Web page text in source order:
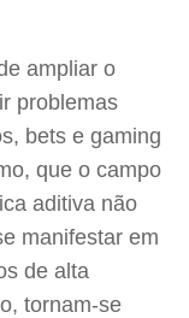
ampliar o
problemas
bets e gaming
que o campo
aditiva não
manifestar em
de alta
tornam-se